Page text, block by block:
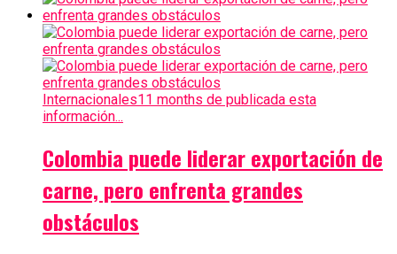
Internacionales11 months de publicada esta
información...
Colombia puede liderar exportación de
carne, pero enfrenta grandes
obstáculos